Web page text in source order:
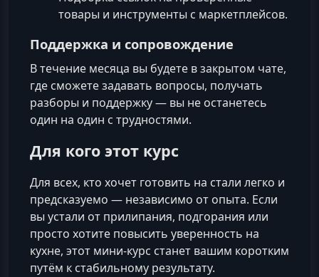
товары и инструменты с маркетплейсов.
Поддержка и сопровождение
В течение месяца вы будете в закрытом чате,
где сможете задавать вопросы, получать
разборы и поддержку — вы не останетесь
один на один с трудностями.
Для кого этот курс
Для всех, кто хочет готовить на стали легко и
предсказуемо — независимо от опыта. Если
вы устали от прилипания, подгорания или
просто хотите повысить уверенность на
кухне, этот мини‑курс станет вашим коротким
путём к стабильному результату.